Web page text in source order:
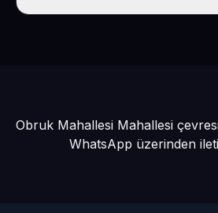
Obruk Mahallesi Mahallesi
WhatsApp üzerinden